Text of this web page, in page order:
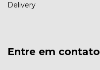
Delivery
Entre em contato